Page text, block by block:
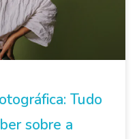
Tudo
sobre a